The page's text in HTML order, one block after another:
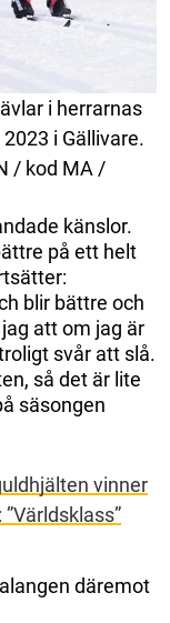
i herrarnas
i Gällivare.
/ kod MA /
känslor.
på ett helt
blir bättre och
att om jag är
svår att slå.
så det är lite
säsongen
vinner
däremot